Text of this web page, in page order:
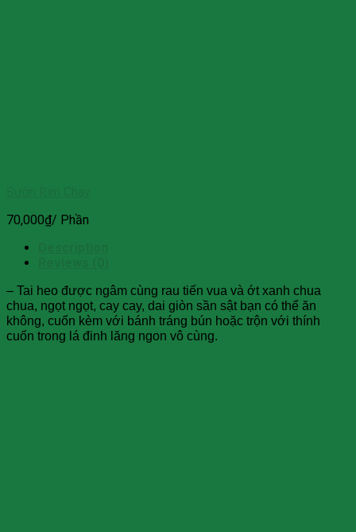
70,000₫/ Phần
– Tai heo được ngâm cùng rau tiến vua và ớt xanh chua
chua, ngọt ngọt, cay cay, dai giòn sần sật bạn có thể ăn
không, cuốn kèm với bánh tráng bún hoặc trộn với thính
cuốn trong lá đinh lăng ngon vô cùng.